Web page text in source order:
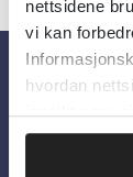
nettsidene
vi kan
hvordan
innsikt som
Om oss